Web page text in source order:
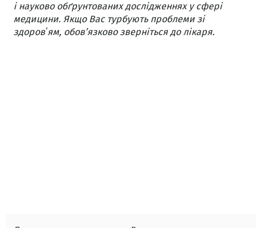
і науково обґрунтованих дослідженнях у сфері
медицини. Якщо Вас турбують проблеми зі
здоровʼям, обов’язково зверніться до лікаря.